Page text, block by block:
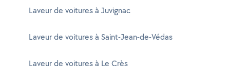
Laveur de voitures à Juvignac
Laveur de voitures à Saint-Jean-de-Védas
Laveur de voitures à Le Crès